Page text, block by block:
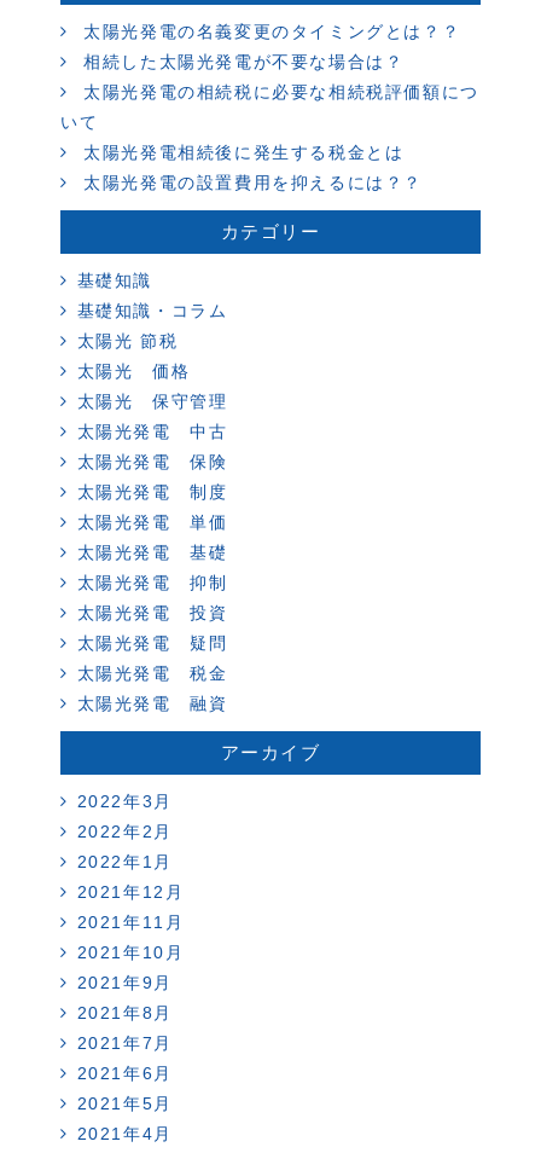
太陽光発電の名義変更のタイミングとは？？
相続した太陽光発電が不要な場合は？
太陽光発電の相続税に必要な相続税評価額につ
いて
太陽光発電相続後に発生する税金とは
太陽光発電の設置費用を抑えるには？？
カテゴリー
基礎知識
基礎知識・コラム
太陽光 節税
太陽光 価格
太陽光 保守管理
太陽光発電 中古
太陽光発電 保険
太陽光発電 制度
太陽光発電 単価
太陽光発電 基礎
太陽光発電 抑制
太陽光発電 投資
太陽光発電 疑問
太陽光発電 税金
太陽光発電 融資
アーカイブ
2022年3月
2022年2月
2022年1月
2021年12月
2021年11月
2021年10月
2021年9月
2021年8月
2021年7月
2021年6月
2021年5月
2021年4月